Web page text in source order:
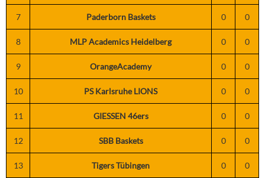
7 Paderborn Baskets 0 0
8 MLP Academics Heidelberg 0 0
9 OrangeAcademy 0 0
10 PS Karlsruhe LIONS 0 0
11 GIESSEN 46ers 0 0
12 SBB Baskets 0 0
13 Tigers Tübingen 0 0